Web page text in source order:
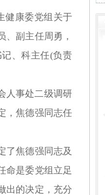
健康委党组关于
、副主任周勇，
、科主任(负责
人事处二级调研
，焦德强同志任
了焦德强同志及
命是委党组立足
出的决定，充分